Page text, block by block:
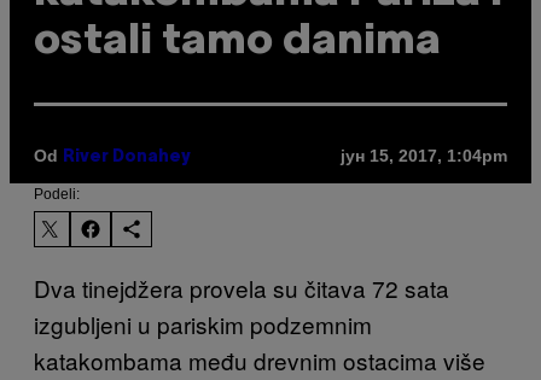
ostali tamo danima
Od River Donahey јун 15, 2017, 1:04pm
Podeli:
Dva tinejdžera provela su čitava 72 sata
izgubljeni u pariskim podzemnim
katakombama među drevnim ostacima više